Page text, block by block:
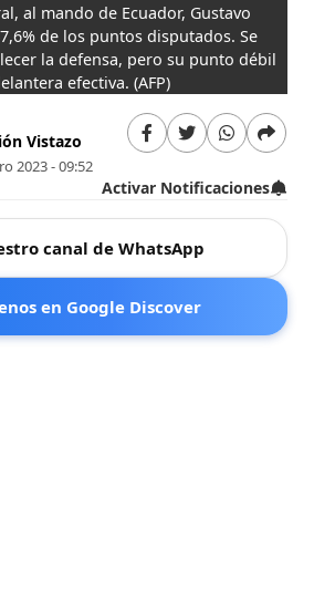
al mando de Ecuador, Gustavo
de los puntos disputados. Se
la defensa, pero su punto débil
efectiva. (AFP)
Vistazo
2023 - 09:52
Activar Notificaciones
canal de WhatsApp
en Google Discover